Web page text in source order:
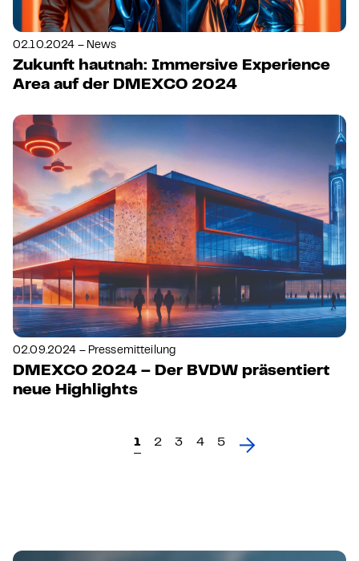
02.10.2024 – News
Zukunft hautnah: Immersive Experience
Area auf der DMEXCO 2024
02.09.2024 – Pressemitteilung
DMEXCO 2024 – Der BVDW präsentiert
neue Highlights
1 2 3 4 5